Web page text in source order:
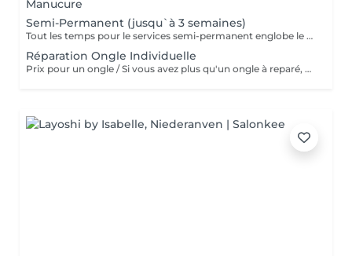
Manucure
Semi-Permanent (jusqu`à 3 semaines)
Tout les temps pour le services semi-permanent englobe le retrait du semi-permanent qui est déjà sur les ongles)
Réparation Ongle Individuelle
Prix pour un ongle / Si vous avez plus qu'un ongle à reparé, svp de reservé plusieurs fois ce même service. Merci